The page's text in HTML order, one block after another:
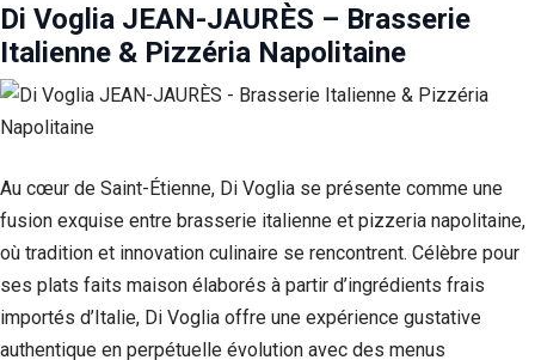
Di Voglia JEAN-JAURÈS – Brasserie
Italienne & Pizzéria Napolitaine
Au cœur de Saint-Étienne, Di Voglia se présente comme une
fusion exquise entre brasserie italienne et pizzeria napolitaine,
où tradition et innovation culinaire se rencontrent. Célèbre pour
ses plats faits maison élaborés à partir d’ingrédients frais
importés d’Italie, Di Voglia offre une expérience gustative
authentique en perpétuelle évolution avec des menus
contenu et des
offres
personnalisés.